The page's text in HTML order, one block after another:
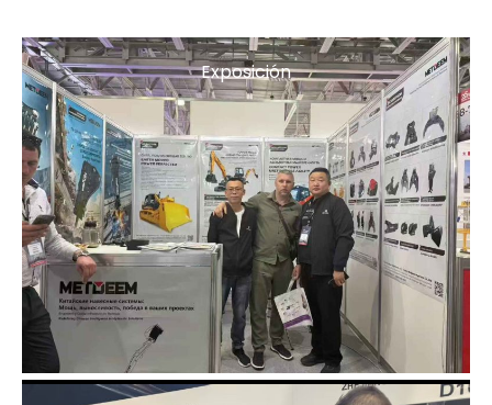
Exposición